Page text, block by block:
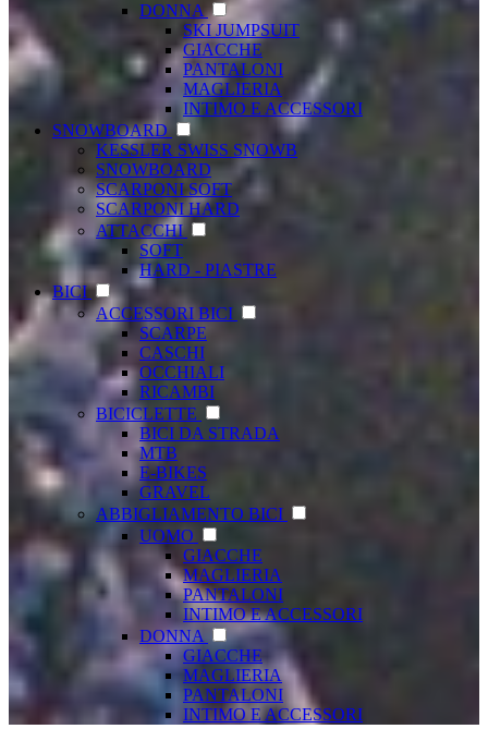
DONNA
SKI JUMPSUIT
GIACCHE
PANTALONI
MAGLIERIA
INTIMO E ACCESSORI
SNOWBOARD
KESSLER SWISS SNOWB
SNOWBOARD
SCARPONI SOFT
SCARPONI HARD
ATTACCHI
SOFT
HARD - PIASTRE
BICI
ACCESSORI BICI
SCARPE
CASCHI
OCCHIALI
RICAMBI
BICICLETTE
BICI DA STRADA
MTB
E-BIKES
GRAVEL
ABBIGLIAMENTO BICI
UOMO
GIACCHE
MAGLIERIA
PANTALONI
INTIMO E ACCESSORI
DONNA
GIACCHE
MAGLIERIA
PANTALONI
INTIMO E ACCESSORI